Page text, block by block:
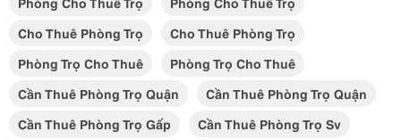
Cho Thuê Phòng Trọ
Cho Thuê Phòng Trọ
Phòng Trọ Cho Thuê
Phòng Trọ Cho Thuê
Cần Thuê Phòng Trọ Quận
Cần Thuê Phòng Trọ Quận
Cần Thuê Phòng Trọ Gấp
Cần Thuê Phòng Trọ Sv